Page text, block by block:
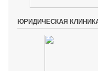
ЮРИДИЧЕСКАЯ